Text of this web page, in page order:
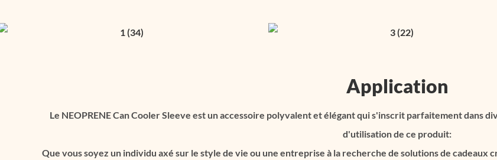
Application
Le NEOPRENE Can Cooler Sleeve est un accessoire polyvalent et élégant qui s'inscrit parfaitement dans
d'utilisation de ce produit:
Que vous soyez un individu axé sur le style de vie ou une entreprise à la recherche de solutions de